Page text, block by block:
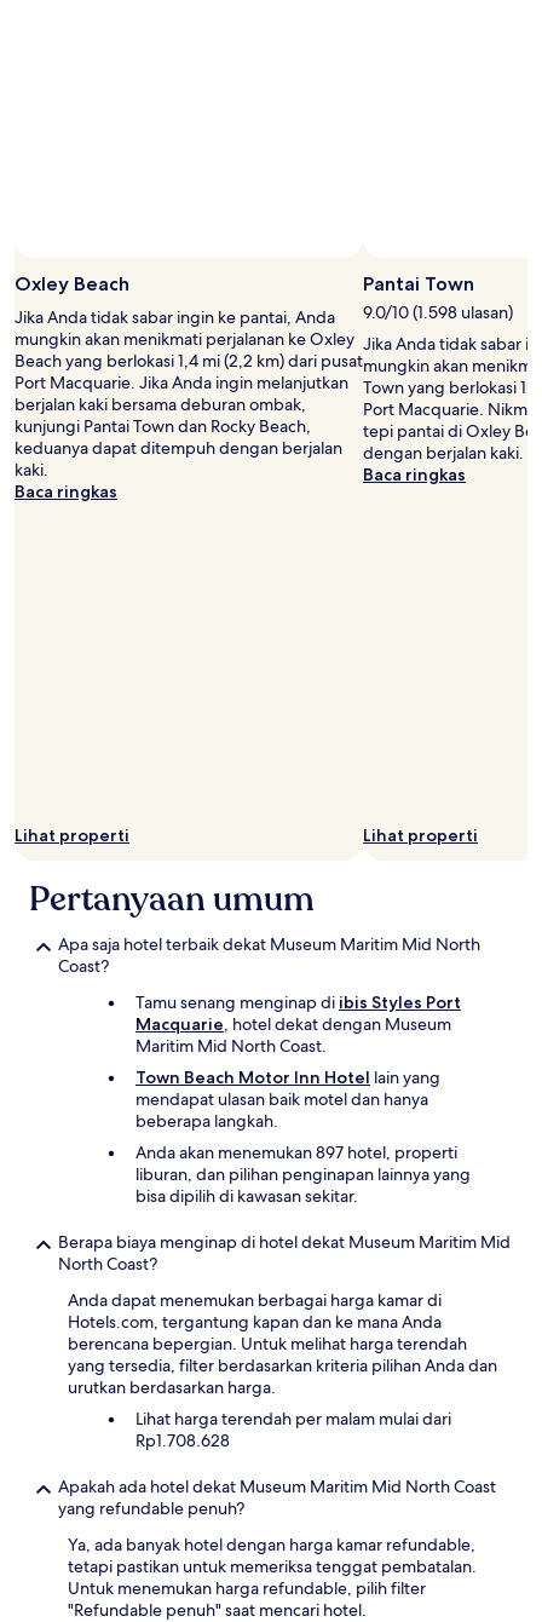
Oxley Beach
Jika Anda tidak sabar ingin ke pantai, Anda
mungkin akan menikmati perjalanan ke Oxley
Beach yang berlokasi 1,4 mi (2,2 km) dari pusat
Port Macquarie. Jika Anda ingin melanjutkan
berjalan kaki bersama deburan ombak,
kunjungi Pantai Town dan Rocky Beach,
keduanya dapat ditempuh dengan berjalan
kaki.
Baca ringkas
Lihat properti
Pantai Town
9.0/10 (1.598 ulasan)
Jika Anda tidak sabar
mungkin akan
Town yang berlokasi
Port Macquarie.
tepi pantai di Oxley
dengan berjalan kaki.
Baca ringkas
Lihat properti
Pertanyaan umum
Apa saja hotel terbaik dekat Museum Maritim Mid North
Coast?
Tamu senang menginap di ibis Styles Port
Macquarie, hotel dekat dengan Museum
Maritim Mid North Coast.
Town Beach Motor Inn Hotel lain yang
mendapat ulasan baik motel dan hanya
beberapa langkah.
Anda akan menemukan 897 hotel, properti
liburan, dan pilihan penginapan lainnya yang
bisa dipilih di kawasan sekitar.
Berapa biaya menginap di hotel dekat Museum Maritim Mid
North Coast?
Anda dapat menemukan berbagai harga kamar di
Hotels.com, tergantung kapan dan ke mana Anda
berencana bepergian. Untuk melihat harga terendah
yang tersedia, filter berdasarkan kriteria pilihan Anda dan
urutkan berdasarkan harga.
Lihat harga terendah per malam mulai dari
Rp1.708.628
Apakah ada hotel dekat Museum Maritim Mid North Coast
yang refundable penuh?
Ya, ada banyak hotel dengan harga kamar refundable,
tetapi pastikan untuk memeriksa tenggat pembatalan.
Untuk menemukan harga refundable, pilih filter
"Refundable penuh" saat mencari hotel.